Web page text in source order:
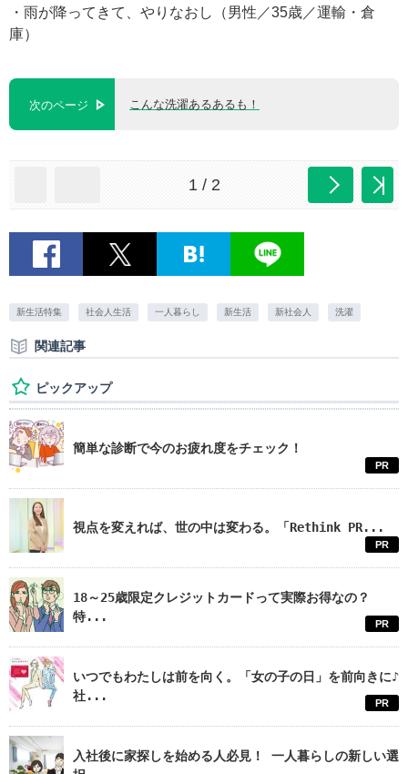
・雨が降ってきて、やりなおし（男性／35歳／運輸・倉
庫）
次のページ こんな洗濯あるあるも！
1 / 2
新生活特集 社会人生活 一人暮らし 新生活 新社会人 洗濯
関連記事
ピックアップ
簡単な診断で今のお疲れ度をチェック！
PR
視点を変えれば、世の中は変わる。「Rethink PR...
PR
18～25歳限定クレジットカードって実際お得なの？
特...
PR
いつでもわたしは前を向く。「女の子の日」を前向きに♪
社...
PR
入社後に家探しを始める人必見！ 一人暮らしの新しい選